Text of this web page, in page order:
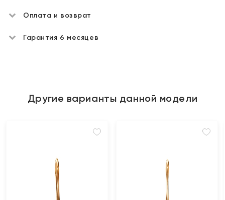
Оплата и возврат
Гарантия 6 месяцев
Другие варианты данной модели